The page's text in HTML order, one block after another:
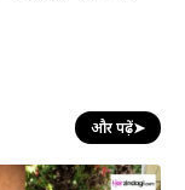
और पढ़ें➤